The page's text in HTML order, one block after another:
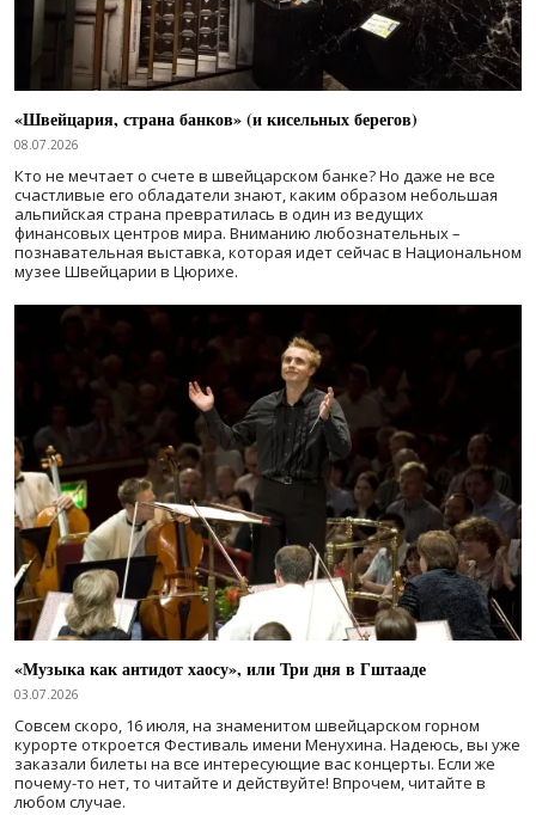
«Швейцария, страна банков» (и кисельных берегов)
08.07.2026
Кто не мечтает о счете в швейцарском банке? Но даже не все
счастливые его обладатели знают, каким образом небольшая
альпийская страна превратилась в один из ведущих
финансовых центров мира. Вниманию любознательных –
познавательная выставка, которая идет сейчас в Национальном
музее Швейцарии в Цюрихе.
«Музыка как антидот хаосу», или Три дня в Гштааде
03.07.2026
Совсем скоро, 16 июля, на знаменитом швейцарском горном
курорте откроется Фестиваль имени Менухина. Надеюсь, вы уже
заказали билеты на все интересующие вас концерты. Если же
почему-то нет, то читайте и действуйте! Впрочем, читайте в
любом случае.